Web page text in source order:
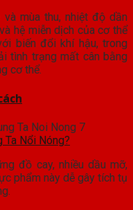
mùa thu, nhiệt độ dần
hệ miễn dịch của cơ thể
biến đổi khí hậu, trong
tình trạng mất cân bằng
cơ thể.
Ta Nổi Nóng?
đồ cay, nhiều dầu mỡ,
phẩm này dễ gây tích tụ